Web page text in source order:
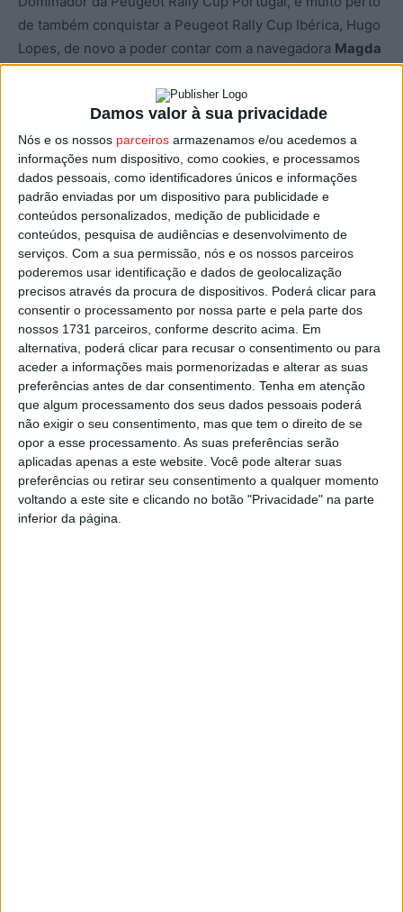
Damos valor à sua privacidade
Nós e os nossos parceiros armazenamos e/ou acedemos a
informações num dispositivo, como cookies, e processamos
dados pessoais, como identificadores únicos e informações
padrão enviadas por um dispositivo para publicidade e
conteúdos personalizados, medição de publicidade e
conteúdos, pesquisa de audiências e desenvolvimento de
serviços. Com a sua permissão, nós e os nossos parceiros
poderemos usar identificação e dados de geolocalização
precisos através da procura de dispositivos. Poderá clicar para
consentir o processamento por nossa parte e pela parte dos
nossos 1731 parceiros, conforme descrito acima. Em
alternativa, poderá clicar para recusar o consentimento ou para
aceder a informações mais pormenorizadas e alterar as suas
preferências antes de dar consentimento. Tenha em atenção
que algum processamento dos seus dados pessoais poderá
não exigir o seu consentimento, mas que tem o direito de se
opor a esse processamento. As suas preferências serão
aplicadas apenas a este website. Você pode alterar suas
preferências ou retirar seu consentimento a qualquer momento
voltando a este site e clicando no botão "Privacidade" na parte
inferior da página.
de também conquistar a Peugeot Rally Cup Ibérica, Hugo
Lopes, de novo a poder contar com a navegadora Magda
Oliveira, foi a Leiria ter uma primeira experiência ao
volante de um Rally 2, viatura que vai ter a oportunidade
de pilotar na nova temporada, já que esse é um dos
prémios a que tem direito pela conquista no troféu da
Peugeot.
Em Leiria, o viseense conduziu um Citroen C3 Rally 2
preparado pelasSports & You, um dos promotores da
prova monomarca da Peugeot, e o resultado foi bem
positivo, terminado no 5.º lugar de geral, na prova ganha
pelo irlandêsKris Meek(Hyundai i20 N Rally 2), líder do
Campeonato de Portugal de Ralis, com o antigo piloto do
mundial de ralis, Mikko Hirvonen(Toyota GR Yaris Rally
2) a terminar em segundo e o espanhol Diego Ruiloba
(Citroen C3 Rally 2) a fechar o pódio.
Na frente de Hugo Lopes terminou ainda o antigo
campeão nacional de ralis,Ricardo Teodósio(Hyundai
i20 Rally 2), com o viseense a bater, entre outros, Bruno
Magalhães (Toyota GR Yaris Rally 2), e